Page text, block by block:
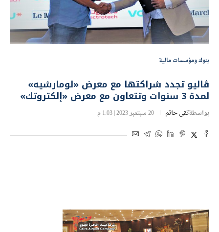
بنوك ومؤسسات مالية
ڤاليو تجدد شراكتها مع معرض «لومارشيه»
لمدة 3 سنوات وتتعاون مع معرض «إلكتروتك»
بواسطةتقى حاتم 20 سبتمبر 2023 | 1:03 م